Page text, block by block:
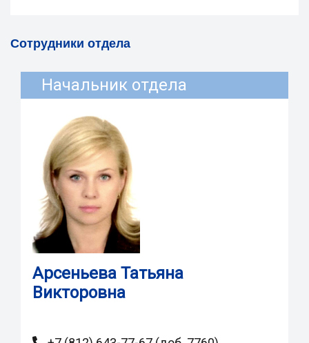
Сотрудники отдела
Начальник отдела
Арсеньева Татьяна
Викторовна